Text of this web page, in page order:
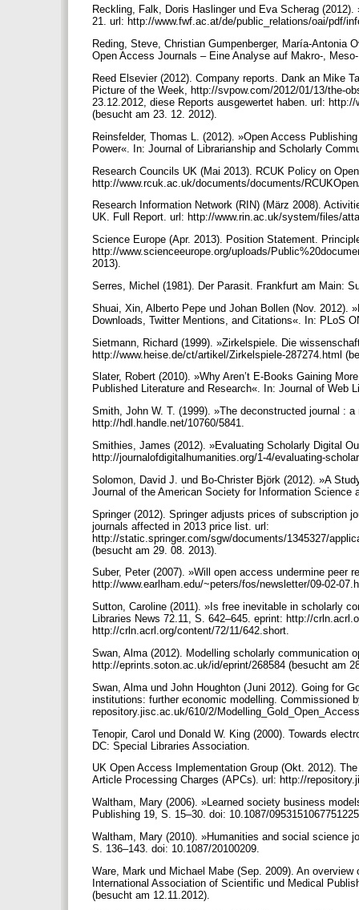
Reckling, Falk, Doris Haslinger und Eva Scherag
21. url: http://www.fwf.ac.at/de/public_relations/oai/pdf/
Reding, Steve, Christian Gumpenberger, María-Antonia
Open Access Journals – Eine Analyse auf Makro-,
Reed Elsevier (2012). Company reports. Dank an Mike
Picture of the Week, http://svpow.com/2012/01/13/the-
23.12.2012, diese Reports ausgewertet haben. url:
(besucht am 23. 12. 2012).
Reinsfelder, Thomas L. (2012). »Open Access
Power«. In: Journal of Librarianship and Scholarly
Research Councils UK (Mai 2013). RCUK Policy on
http://www.rcuk.ac.uk/documents/documents/
Research Information Network (RIN) (März 2008).
UK. Full Report. url: http://www.rin.ac.uk/system/files/
Science Europe (Apr. 2013). Position Statement.
http://www.scienceeurope.org/uploads/
2013).
Serres, Michel (1981). Der Parasit. Frankfurt am Main:
Shuai, Xin, Alberto Pepe und Johan Bollen (Nov.
Downloads, Twitter Mentions, and Citations«. In: PLoS
Sietmann, Richard (1999). »Zirkelspiele. Die
http://www.heise.de/ct/artikel/Zirkelspiele-287274.html
Slater, Robert (2010). »Why Aren’t E-Books Gaining
Published Literature and Research«. In: Journal of Web
Smith, John W. T. (1999). »The deconstructed journal :
http://hdl.handle.net/10760/5841.
Smithies, James (2012). »Evaluating Scholarly Digital
http://journalofdigitalhumanities.org/1-4/evaluating-
Solomon, David J. und Bo-Christer Björk (2012). »A
Journal of the American Society for Information
Springer (2012). Springer adjusts prices of subscription
journals affected in 2013 price list. url:
http://static.springer.com/sgw/documents/1345327/
(besucht am 29. 08. 2013).
Suber, Peter (2007). »Will open access undermine peer
http://www.earlham.edu/~peters/fos/newsletter/09-02-
Sutton, Caroline (2011). »Is free inevitable in scholarly
Libraries News 72.11, S. 642–645. eprint: http://
http://crln.acrl.org/content/72/11/642.short.
Swan, Alma (2012). Modelling scholarly communication
http://eprints.soton.ac.uk/id/eprint/268584 (besucht am
Swan, Alma und John Houghton (Juni 2012). Going for
institutions: further economic modelling. Commissioned
repository.jisc.ac.uk/610/2/
Tenopir, Carol und Donald W. King (2000). Towards
DC: Special Libraries Association.
UK Open Access Implementation Group (Okt. 2012).
Article Processing Charges (APCs). url: http://
Waltham, Mary (2006). »Learned society business
Publishing 19, S. 15–30. doi: 10.1087/
Waltham, Mary (2010). »Humanities and social science
S. 136–143. doi: 10.1087/20100209.
Ware, Mark und Michael Mabe (Sep. 2009). An
International Association of Scientific und Medical
(besucht am 12.11.2012).